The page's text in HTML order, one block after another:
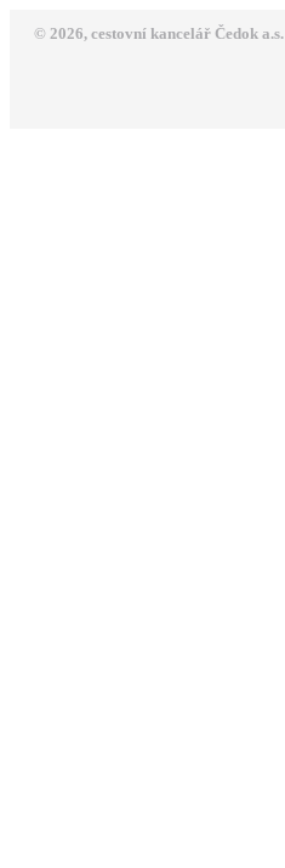
© 2026, cestovní kancelář Čedok a.s.